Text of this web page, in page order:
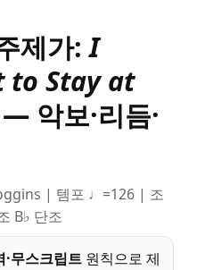
제가:I
to Stay at
— 악보·리듬·
| 템포 ♩=126 | 조
B♭ 단조
·무스크립트 원칙으로 제